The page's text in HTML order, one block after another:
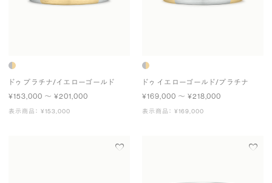
ドゥ プラチナ/イエローゴールド
¥153,000 〜 ¥201,000
表示商品： ¥153,000
ドゥ イエローゴールド/プラチナ
¥169,000 〜 ¥218,000
表示商品： ¥169,000